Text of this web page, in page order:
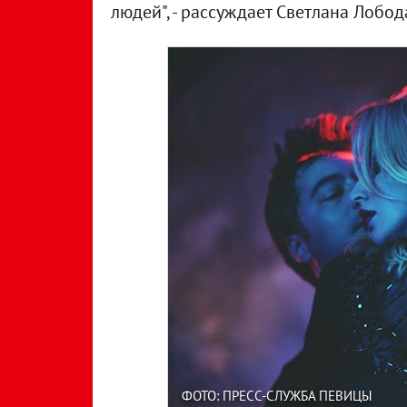
людей", - рассуждает Светлана
ФОТО: ПРЕСС-СЛУЖБА ПЕВИЦЫ